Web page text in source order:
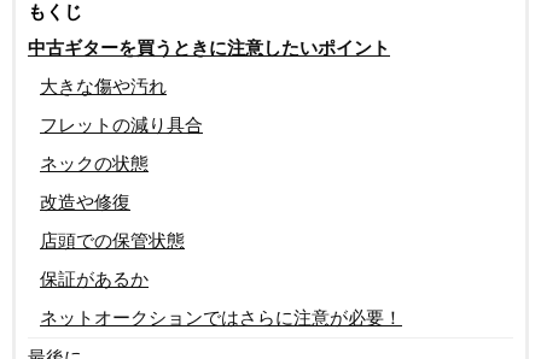
もくじ
中古ギターを買うときに注意したいポイント
大きな傷や汚れ
フレットの減り具合
ネックの状態
改造や修復
店頭での保管状態
保証があるか
ネットオークションではさらに注意が必要！